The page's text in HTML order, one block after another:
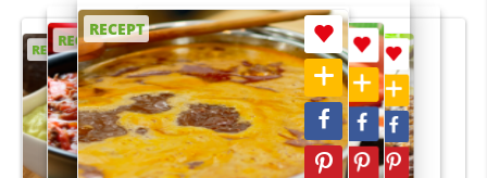
RECEPT
RECEPT
RECEPT
RECEPT
RECEPT